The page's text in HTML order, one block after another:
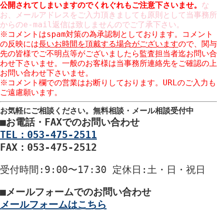
公開 されてしまいますのでくれぐれもご注意下さいませ。 な
お、メールアドレスをご入力頂きましても原則として当事務所
からのe-mail返信は致しませんのでご了承下さい。
※コメントはspam対策の為承認制としております。コメント
の反映には長いお時間を頂戴する場合がございますので、関与
先の皆様でご不明点等がございましたら監査担当者迄お問い合
わせ下さいませ。一般のお客様は当事務所連絡先をご確認の上
お問い合わせ下さいませ。
※コメント欄での営業はお断りしております。URLのご入力も
ご遠慮願います。
お気軽にご相談ください。 無料相談・メール相談受付中
■お電話・FAXでのお問い合わせ
TEL：053-475-2511
FAX：053-475-2512
受付時間 :9:00〜17:30 定休日 :土・日・祝日
■メールフォームでのお問い合わせ
メールフォームはこちら